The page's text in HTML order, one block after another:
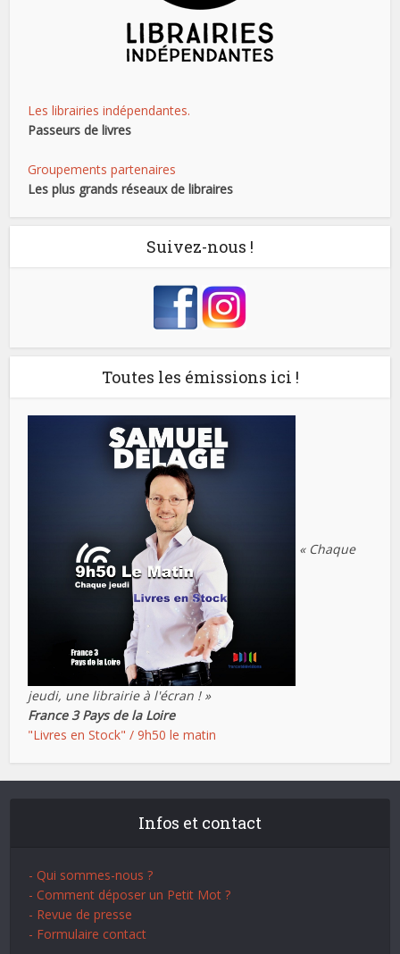
Les librairies indépendantes.
Passeurs de livres
Groupements partenaires
Les plus grands réseaux de libraires
Suivez-nous !
Toutes les émissions ici !
« Chaque
jeudi, une librairie à l'écran ! »
France 3 Pays de la Loire
"Livres en Stock" / 9h50 le matin
Infos et contact
- Qui sommes-nous ?
- Comment déposer un Petit Mot ?
- Revue de presse
- Formulaire contact